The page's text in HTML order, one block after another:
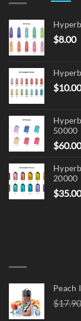
$8.00
$10.00
50000
$60.00
20000
$35.00
Peach
$17.90